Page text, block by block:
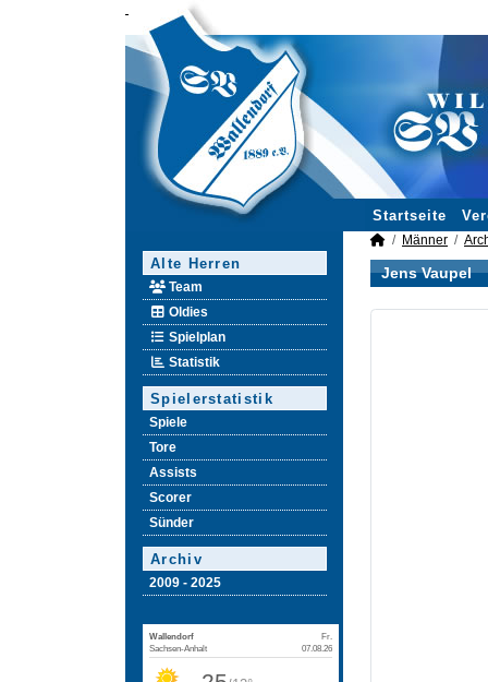
Startseite
Alte Herren
Team
Oldies
Spielplan
Statistik
Spielerstatistik
Spiele
Tore
Assists
Scorer
Sünder
Archiv
2009 - 2025
Männer
Jens Vaupel